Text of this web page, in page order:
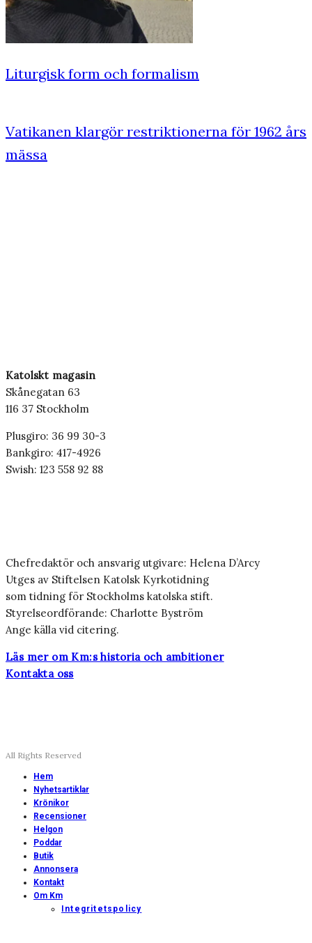
Liturgisk form och formalism
Vatikanen klargör restriktionerna för 1962 års
mässa
Katolskt magasin
Skånegatan 63
116 37 Stockholm
Plusgiro: 36 99 30-3
Bankgiro: 417-4926
Swish: 123 558 92 88
Chefredaktör och ansvarig utgivare: Helena D’Arcy
Utges av Stiftelsen Katolsk Kyrkotidning
som tidning för Stockholms katolska stift.
Styrelseordförande: Charlotte Byström
Ange källa vid citering.
Läs mer om Km:s historia och ambitioner
Kontakta oss
All Rights Reserved
Hem
Nyhetsartiklar
Krönikor
Recensioner
Helgon
Poddar
Butik
Annonsera
Kontakt
Om Km
Integritetspolicy